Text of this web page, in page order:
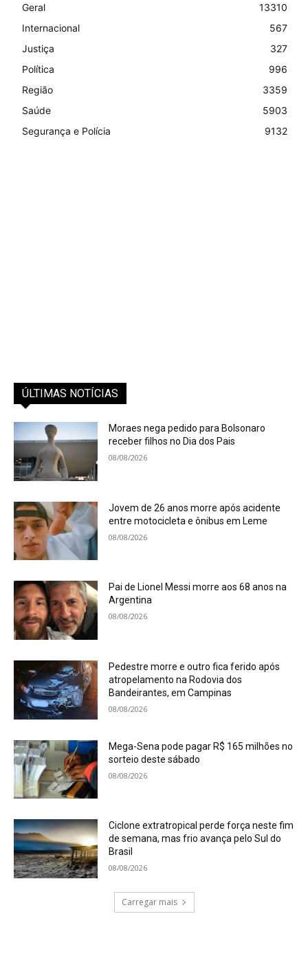
Geral
13310
Internacional
567
Justiça
327
Política
996
Região
3359
Saúde
5903
Segurança e Polícia
9132
ÚLTIMAS NOTÍCIAS
Moraes nega pedido para Bolsonaro
receber filhos no Dia dos Pais
08/08/2026
Jovem de 26 anos morre após acidente
entre motocicleta e ônibus em Leme
08/08/2026
Pai de Lionel Messi morre aos 68 anos na
Argentina
08/08/2026
Pedestre morre e outro fica ferido após
atropelamento na Rodovia dos
Bandeirantes, em Campinas
08/08/2026
Mega-Sena pode pagar R$ 165 milhões no
sorteio deste sábado
08/08/2026
Ciclone extratropical perde força neste fim
de semana, mas frio avança pelo Sul do
Brasil
08/08/2026
Carregar mais